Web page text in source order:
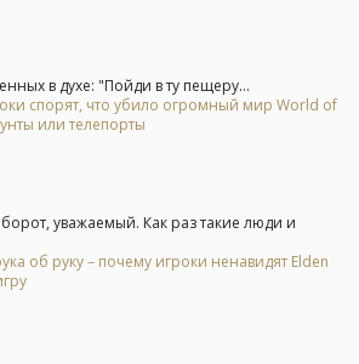
в духе: "Пойди в ту пещеру...
спорят, что убило огромный мир World of
или телепорты
уважаемый. Как раз такие люди и
об руку – почему игроки ненавидят Elden